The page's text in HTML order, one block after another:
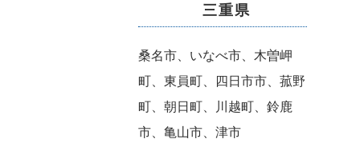
三重県
桑名市、いなべ市、木曽岬
町、東員町、四日市市、菰野
町、朝日町、川越町、鈴鹿
市、亀山市、津市